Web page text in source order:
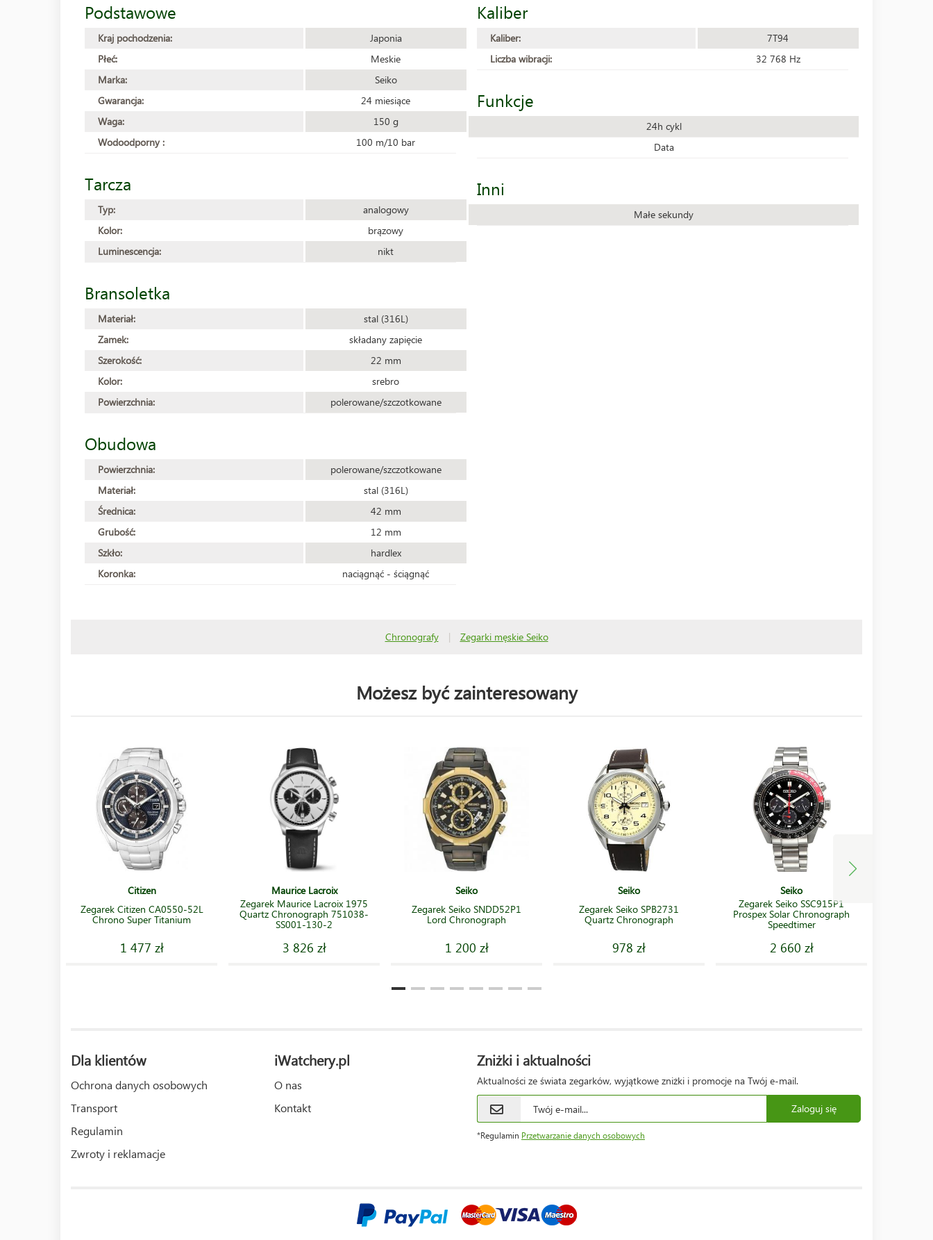
Podstawowe
Kraj pochodzenia:
Japonia
Płeć:
Meskie
Marka:
Seiko
Gwarancja:
24 miesiące
Waga:
150 g
Wodoodporny :
100 m/10 bar
Tarcza
Typ:
analogowy
Kolor:
brązowy
Luminescencja:
nikt
Bransoletka
Materiał:
stal (316L)
Zamek:
składany zapięcie
Szerokość:
22 mm
Kolor:
srebro
Powierzchnia:
polerowane/szczotkowane
Obudowa
Powierzchnia:
polerowane/szczotkowane
Materiał:
stal (316L)
Średnica:
42 mm
Grubość:
12 mm
Szkło:
hardlex
Koronka:
naciągnąć - ściągnąć
Kaliber
Kaliber:
7T94
Liczba wibracji:
32 768 Hz
Funkcje
24h cykl
Data
Inni
Małe sekundy
Chronografy | Zegarki męskie Seiko
Możesz być zainteresowany
Citizen
Zegarek Citizen CA0550-52L
Chrono Super Titanium
1 477 zł
Maurice Lacroix
Zegarek Maurice Lacroix 1975
Quartz Chronograph 751038-
SS001-130-2
3 826 zł
Seiko
Zegarek Seiko SNDD52P1
Lord Chronograph
1 200 zł
Seiko
Zegarek Seiko SPB2731
Quartz Chronograph
978 zł
Seiko
Zegarek Seiko SSC915P1
Prospex Solar Chronograph
Speedtimer
2 660 zł
Dla klientów
Ochrona danych osobowych
Transport
Regulamin
Zwroty i reklamacje
iWatchery.pl
O nas
Kontakt
Zniżki i aktualności
Aktualności ze świata zegarków, wyjątkowe zniżki i promocje na Twój e-mail.
Zaloguj się
*Regulamin Przetwarzanie danych osobowych